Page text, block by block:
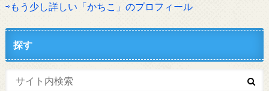
⇨もう少し詳しい「かちこ」のプロフィール
探す